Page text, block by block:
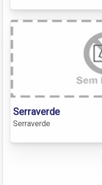
Serraverde
Serraverde